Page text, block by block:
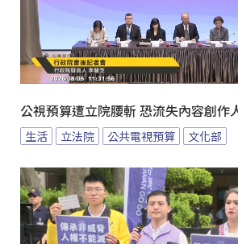
公視預算遭立院腰斬 恐流失內容創作
生活 立法院 公共電視預算 文化部